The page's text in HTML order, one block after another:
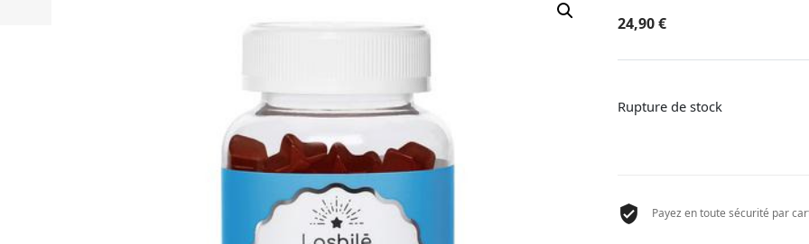
24,90€
Rupture de stock
Payez en toute sécurité par